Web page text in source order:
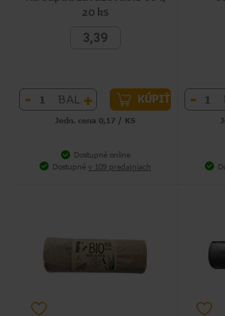
20 ks
3,39
- BAL + KÚPIŤ
Jedn. cena 0,17 / KS
Dostupné online
Dostupné v 109 predajniach
-